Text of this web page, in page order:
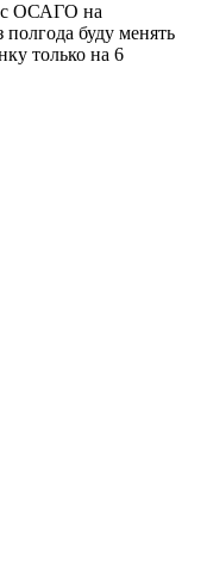
ОСАГО на
буду менять
только на 6